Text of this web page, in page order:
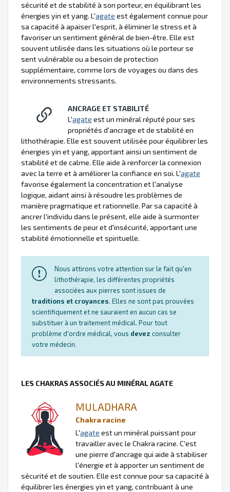
sécurité et de stabilité à son porteur, en équilibrant les
énergies yin et yang. L'agate est également connue pour
sa capacité à apaiser l'esprit, à éliminer le stress et à
favoriser un sentiment général de bien-être. Elle est
souvent utilisée dans les situations où le porteur se
sent vulnérable ou a besoin de protection
supplémentaire, comme lors de voyages ou dans des
environnements stressants.
ANCRAGE ET STABILITÉ
L'agate est un minéral réputé pour ses
propriétés d'ancrage et de stabilité en
lithothérapie. Elle est souvent utilisée pour équilibrer les
énergies yin et yang, apportant ainsi un sentiment de
stabilité et de calme. Elle aide à renforcer la connexion
avec la terre et à améliorer la confiance en soi. L'agate
favorise également la concentration et l'analyse
logique, aidant ainsi à résoudre les problèmes de
manière pragmatique et rationnelle. Par sa capacité à
ancrer l'individu dans le présent, elle aide à surmonter
les sentiments de peur et d'insécurité, apportant une
stabilité émotionnelle et spirituelle.
Nous attirons votre attention sur le fait qu'en
lithothérapie, les différentes propriétés
associées aux pierres sont issues de
traditions et croyances. Elles ne sont pas prouvées
scientifiquement et ne sauraient en aucun cas se
substituer à un traitement médical. Pour tout
problème d'ordre médical, vous devez consulter
votre médecin.
LES CHAKRAS ASSOCIÉS AU MINÉRAL AGATE
MULADHARA
Chakra racine
L'agate est un minéral puissant pour
travailler avec le Chakra racine. C'est
une pierre d'ancrage qui aide à stabiliser
l'énergie et à apporter un sentiment de
sécurité et de soutien. Elle est connue pour sa capacité à
équilibrer les énergies yin et yang, contribuant à une